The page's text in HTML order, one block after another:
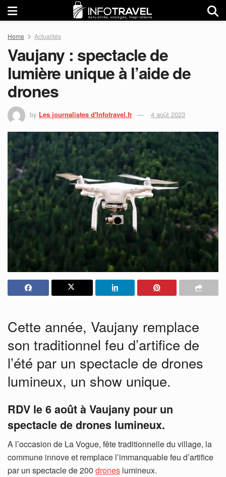
Home Actualités
Vaujany : spectacle de
lumière unique à l’aide de
drones
by Les journalistes d'Infotravel.fr 4 août 2023
Cette année, Vaujany remplace
son traditionnel feu d’artifice de
l’été par un spectacle de drones
lumineux, un show unique.
RDV le 6 août à Vaujany pour un
spectacle de drones lumineux.
A l’occasion de La Vogue, fête traditionnelle du village, la
commune innove et remplace l’immanquable feu d’artifice
par un spectacle de 200 drones lumineux.